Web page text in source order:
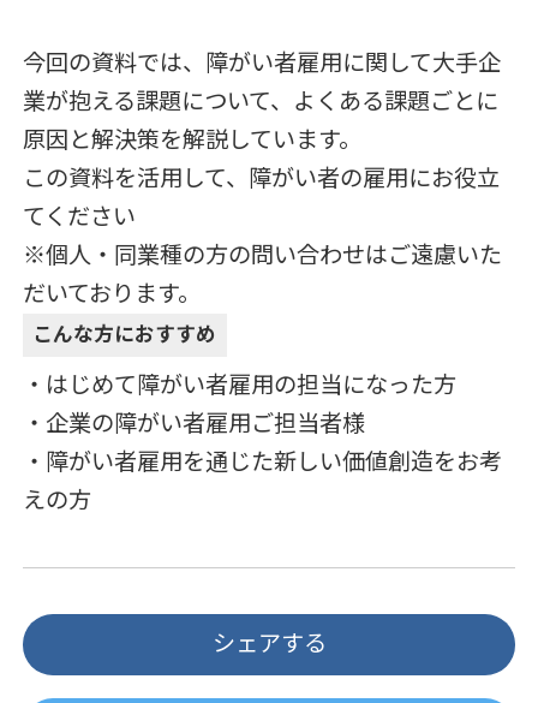
今回の資料では、障がい者雇用に関して大手企
業が抱える課題について、よくある課題ごとに
原因と解決策を解説しています。
この資料を活用して、障がい者の雇用にお役立
てください
※個人・同業種の方の問い合わせはご遠慮いた
だいております。
こんな方におすすめ
・はじめて障がい者雇用の担当になった方
・企業の障がい者雇用ご担当者様
・障がい者雇用を通じた新しい価値創造をお考
えの方
シェアする